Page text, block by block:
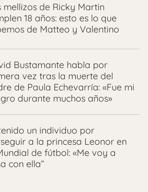
mellizos de Ricky Martin
18 años: esto es lo que
de Matteo y Valentino
Bustamante habla por
vez tras la muerte del
de Paula Echevarría: «Fue mi
durante muchos años»
un individuo por
a la princesa Leonor en
de fútbol: «Me voy a
con ella”